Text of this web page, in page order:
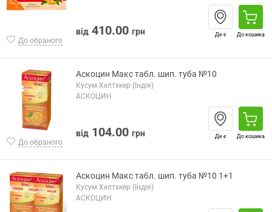
До обраного
від 410.00 грн Де є До кошика
До обраного
Аскоцин Макс табл. шип. туба №10
Кусум Хелтхкер (Індія)
АСКОЦИН
від 104.00 грн Де є До кошика
Аскоцин Макс табл. шип. туба №10 1+1
Кусум Хелтхкер (Індія)
АСКОЦИН